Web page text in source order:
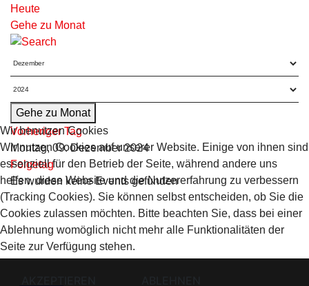
Heute
Gehe zu Monat
Gehe zu Monat
Vorheriger Tag
Montag, 09. Dezember 2024
Folgetag
Es wurden keine Events gefunden
Wir benutzen Cookies
Wir nutzen Cookies auf unserer Website. Einige von ihnen sind
essenziell für den Betrieb der Seite, während andere uns
helfen, diese Website und die Nutzererfahrung zu verbessern
(Tracking Cookies). Sie können selbst entscheiden, ob Sie die
Cookies zulassen möchten. Bitte beachten Sie, dass bei einer
Ablehnung womöglich nicht mehr alle Funktionalitäten der
Seite zur Verfügung stehen.